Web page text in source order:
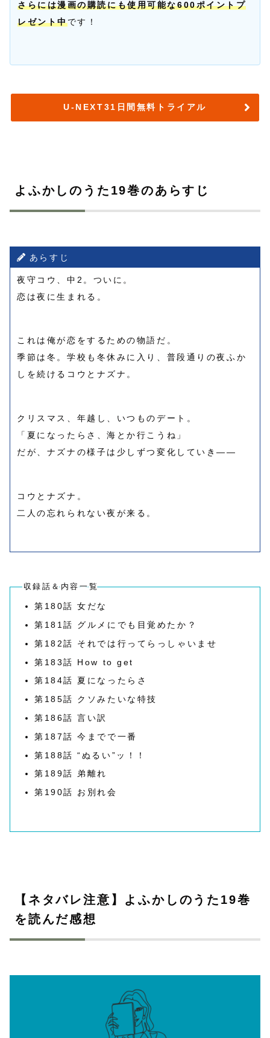
さらには漫画の購読にも使用可能な600ポイントプ
レゼント中です！
U-NEXT31日間無料トライアル
よふかしのうた19巻のあらすじ
あらすじ
夜守コウ、中2。ついに。
恋は夜に生まれる。
これは俺が恋をするための物語だ。
季節は冬。学校も冬休みに入り、普段通りの夜ふか
しを続けるコウとナズナ。
クリスマス、年越し、いつものデート。
「夏になったらさ、海とか行こうね」
だが、ナズナの様子は少しずつ変化していき――
コウとナズナ。
二人の忘れられない夜が来る。
収録話＆内容一覧
第180話 女だな
第181話 グルメにでも目覚めたか？
第182話 それでは行ってらっしゃいませ
第183話 How to get
第184話 夏になったらさ
第185話 クソみたいな特技
第186話 言い訳
第187話 今までで一番
第188話 “ぬるい”ッ！！
第189話 弟離れ
第190話 お別れ会
【ネタバレ注意】よふかしのうた19巻
を読んだ感想